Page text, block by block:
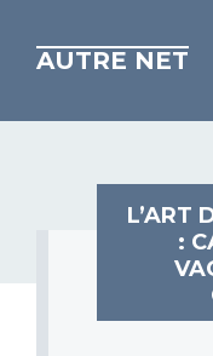
AUTRE NET
L’ART
: